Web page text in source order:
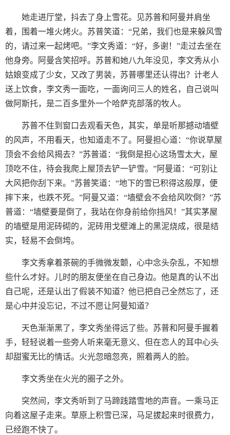
她走进厅堂，抖去了身上雪花。见苏普和阿曼并肩坐
着，围着一堆火烤火。苏普笑道：“兄弟，我们也是来躲风雪
的，请过来一起烤吧。”李文秀道：“好，多谢！”走过去坐在
他身旁。阿曼含笑招呼。苏普和她八九年没见，李文秀从小
姑娘变成了少女，又改了男装，苏普哪里还认得出？计老人
送上饮食，李文秀一面吃，一面询问三人的姓名，自己说叫
做阿斯托，是二百多里外一个哈萨克部落的牧人。
苏普不住到窗口去观看天色，其实，单是听那撼动墙壁
的风声，不用看天，也知道走不了。阿曼担心道：“你说草屋
顶会不会给风揭去？”苏普道：“我倒是担心这场雪太大，屋
顶吃不住，待会我爬上屋顶去铲一铲雪。”阿曼道：“可别让
大风把你刮下来。”苏普笑道：“地下的雪已积得这般厚，便
摔下来，也跌不死。”阿曼又道：“墙壁会不会给风吹倒？”苏
普道：“墙壁要是倒了，我站在你身前给你挡风！”其实茅屋
的墙壁是用泥砖砌的，泥砖用戈壁滩上的黑泥烧成，很是结
实，轻易不会倒垮。
李文秀拿着茶碗的手微微发颤，心中念头杂乱，不知想
些什么才好。儿时的朋友便坐在自己身边。他是真的认不出
自己呢，还是认出了假装不知道？他已把自己全然忘了，还
是心中并没忘记，不过不愿让阿曼知道？
天色渐渐黑了，李文秀坐得远了些。苏普和阿曼手握着
手，轻轻说着一些旁人听来毫无意义、但在恋人的耳中心头
却甜蜜无比的情话。火光忽暗忽亮，照着两人的脸。
李文秀坐在火光的圈子之外。
突然间，李文秀听到了马蹄践踏雪地的声音。一乘马正
向着这屋子走来。草原上积雪已深，马足拔起来时很费力，
已经跑不快了。